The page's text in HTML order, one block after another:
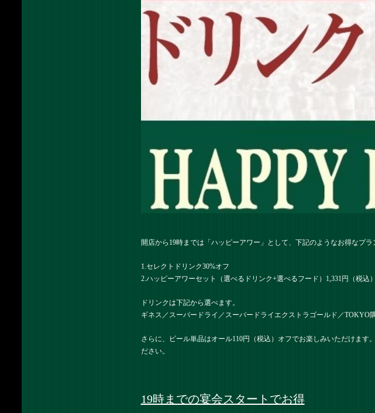
開店から19時までは「ハッピーアワー」として、下記のようなお得なプラ
1.セレクトドリンク30%オフ
2.ハッピーアワーセット（選べるドリンク+選べるフード）1,331円（税込）
ドリンクは下記から選べます。
ギネス／スーパードライ／スーパードライエクストラゴールド／
さらに、ビール単品はオール110円（税込）オフでお楽しみいただけま
ださい。
19時までの宴会スタートでお得